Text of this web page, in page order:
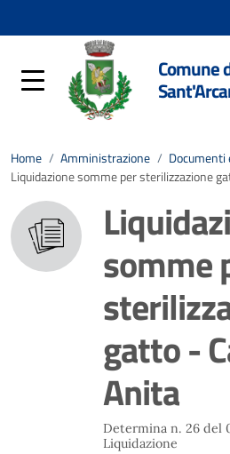
Comune
Home / Amministrazione / Documenti
Liquidazione somme per sterilizzazione
somme
gatto -
Anita
Determina n. 26 del
Liquidazione